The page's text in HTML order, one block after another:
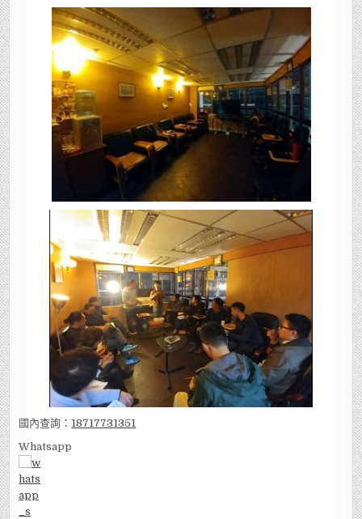
國內查詢： 18717731351
Whatsapp